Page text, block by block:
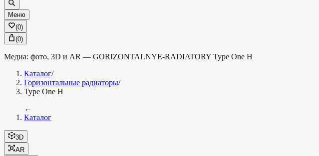
Меню
(0)
(0)
Медиа: фото, 3D и AR — GORIZONTALNYE-RADIATORY Type One H
Каталог/
Горизонтальные радиаторы/
Type One H
←
Каталог
3D
AR